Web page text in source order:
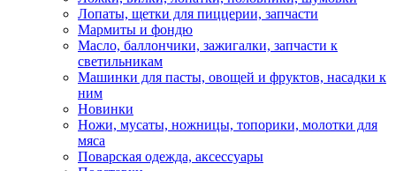
Лопаты, щетки для пиццерии, запчасти
Мармиты и фондю
Масло, баллончики, зажигалки, запчасти к
светильникам
Машинки для пасты, овощей и фруктов, насадки к
ним
Новинки
Ножи, мусаты, ножницы, топорики, молотки для
мяса
Поварская одежда, аксессуары